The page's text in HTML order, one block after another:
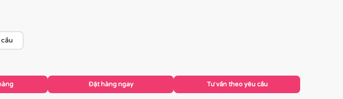
Đặt hàng ngay Tư vấn theo yêu cầu